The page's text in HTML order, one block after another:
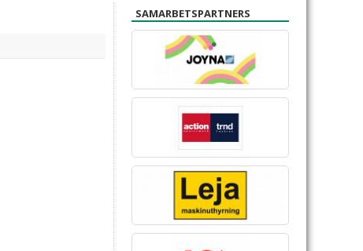
SAMARBETSPARTNERS